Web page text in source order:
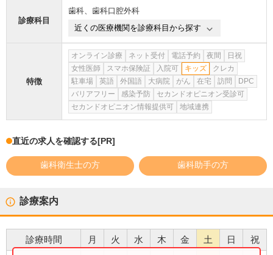
診療科目
歯科、 歯科口腔外科
近くの医療機関を診療科目から探す
特徴
オンライン診療 ネット受付 電話予約 夜間
日祝
女性医師
スマホ保険証 入院可 キッズ
クレカ
駐車場
英語 外国語 大病院 がん 在宅 訪問
DPC
バリアフリー
感染予防
セカンドオピニオン受診可
セカンドオピニオン情報提供可
地域連携
直近の求人を確認する[PR]
歯科衛生士の方 歯科助手の方
診療案内
診療時間 月 火 水 木 金 土 日 祝